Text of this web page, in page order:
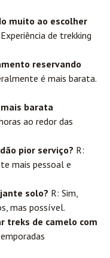
muito ao escolher
de trekking
reservando
é mais barata.
barata
ao redor das
pior serviço? R:
mais pessoal e
solo? R: Sim,
mas possível.
treks de camelo com